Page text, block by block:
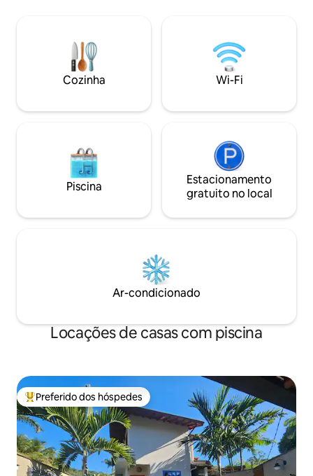
cozinheira, trabalha p família a 30 anos (
pagamento separado do aluguel da casa
Cozinha Wi-Fi
Piscina
Estacionamento
gratuito no local
Ar-condicionado
Locações de casas com piscina
Entre os melhores preferidos dos hóspedes
Preferido dos hóspedes